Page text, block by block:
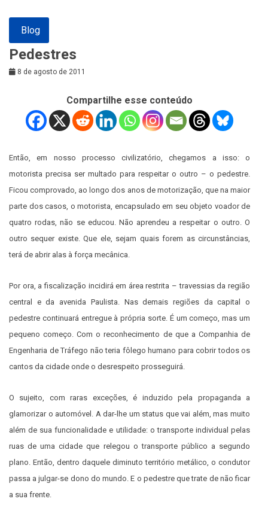
Blog
Pedestres
8 de agosto de 2011
Compartilhe esse conteúdo
Então, em nosso processo civilizatório, chegamos a isso: o
motorista precisa ser multado para respeitar o outro – o pedestre.
Ficou comprovado, ao longo dos anos de motorização, que na maior
parte dos casos, o motorista, encapsulado em seu objeto voador de
quatro rodas, não se educou. Não aprendeu a respeitar o outro. O
outro sequer existe. Que ele, sejam quais forem as circunstâncias,
terá de abrir alas à força mecânica.
Por ora, a fiscalização incidirá em área restrita – travessias da região
central e da avenida Paulista. Nas demais regiões da capital o
pedestre continuará entregue à própria sorte. É um começo, mas um
pequeno começo. Com o reconhecimento de que a Companhia de
Engenharia de Tráfego não teria fôlego humano para cobrir todos os
cantos da cidade onde o desrespeito prosseguirá.
O sujeito, com raras exceções, é induzido pela propaganda a
glamorizar o automóvel. A dar-lhe um status que vai além, mas muito
além de sua funcionalidade e utilidade: o transporte individual pelas
ruas de uma cidade que relegou o transporte público a segundo
plano. Então, dentro daquele diminuto território metálico, o condutor
passa a julgar-se dono do mundo.E o pedestre que trate de não ficar
a sua frente.